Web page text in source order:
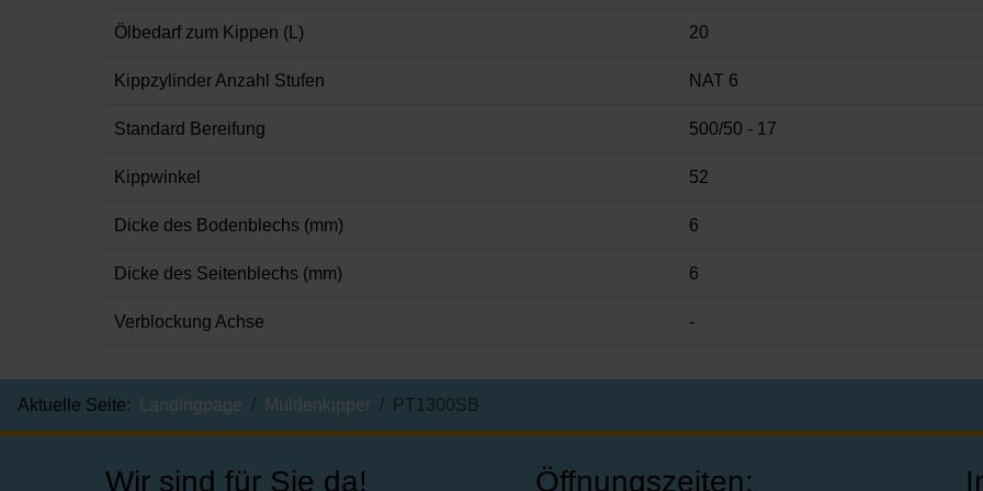
Ölbedarf zum Kippen (L) 20
Kippzylinder Anzahl Stufen NAT 6
Standard Bereifung 500/50 - 17
Kippwinkel 52
Dicke des Bodenblechs (mm) 6
Dicke des Seitenblechs (mm) 6
Verblockung Achse -
Aktuelle Seite: Landingpage Muldenkipper PT1300SB
Wir sind für Sie da! Öffnungszeiten: